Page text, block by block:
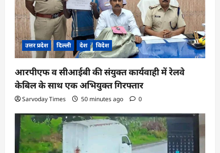
उत्तर प्रदेश दिल्ली देश विदेश
आरपीएफ व सीआईबी की संयुक्त कार्यवाही में रेलवे
केबिल के साथ एक अभियुक्त गिरफ्तार
Sarvoday Times 50 minutes ago 0